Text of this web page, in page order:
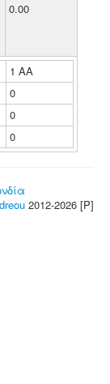
0.00
1 ΑΑ
0
0
0
2012-2026 [P]